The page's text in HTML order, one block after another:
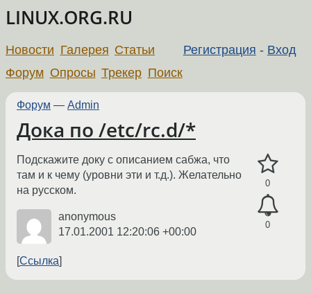
LINUX.ORG.RU
Регистрация - Вход
Новости Галерея Статьи
Форум Опросы Трекер Поиск
Форум — Admin
Дока по /etc/rc.d/*
0
0
Подскажите доку с описанием сабжа, что
там и к чему (уровни эти и т.д.). Желательно
на русском.
anonymous
17.01.2001 12:20:06 +00:00
Ссылка